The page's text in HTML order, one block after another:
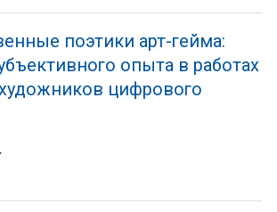
поэтики арт-гейма:
опыта в работах
цифрового